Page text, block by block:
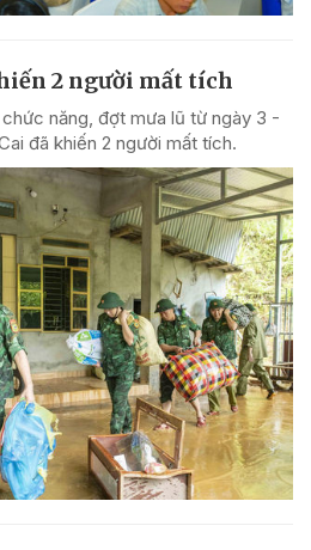
2 người mất tích
năng, đợt mưa lũ từ ngày 3 -
đã khiến 2 người mất tích.